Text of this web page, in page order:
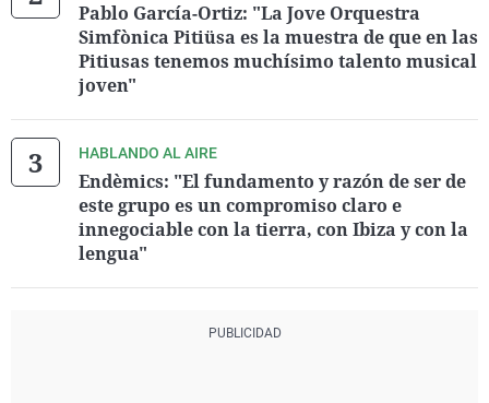
Pablo García-Ortiz: "La Jove Orquestra
Simfònica Pitiüsa es la muestra de que en las
Pitiusas tenemos muchísimo talento musical
joven"
HABLANDO AL AIRE
Endèmics: "El fundamento y razón de ser de
este grupo es un compromiso claro e
innegociable con la tierra, con Ibiza y con la
lengua"